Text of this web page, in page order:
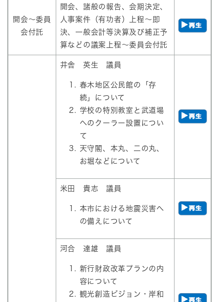
開会～委員
会付託
開会、諸般の報告、会期決定、
人事案件（有功者）上程～即
決、一般会計等決算及び補正予
算などの議案上程～委員会付託
井舎 英生 議員
春木地区公民館の「存
続」について
学校の特別教室と武道場
へのクーラー設置につい
て
天守閣、本丸、二の丸、
お堀などについて
米田 貴志 議員
本市における地震災害へ
の備えについて
河合 達雄 議員
新行財政改革プランの内
容について
観光創造ビジョン・岸和